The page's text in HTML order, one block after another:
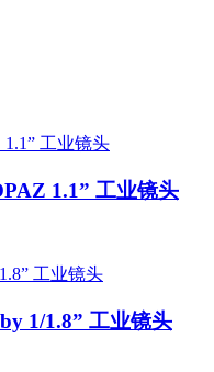
1.1” 工业镜头
1/1.8” 工业镜头